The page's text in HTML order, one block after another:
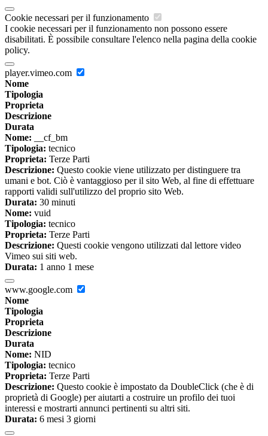
Cookie necessari per il funzionamento
I cookie necessari per il funzionamento non possono essere
disabilitati. È possibile consultare l'elenco nella pagina della cookie
policy.
player.vimeo.com
Nome
Tipologia
Proprieta
Descrizione
Durata
Nome: __cf_bm
Tipologia: tecnico
Proprieta: Terze Parti
Descrizione: Questo cookie viene utilizzato per distinguere tra
umani e bot. Ciò è vantaggioso per il sito Web, al fine di effettuare
rapporti validi sull'utilizzo del proprio sito Web.
Durata: 30 minuti
Nome: vuid
Tipologia: tecnico
Proprieta: Terze Parti
Descrizione: Questi cookie vengono utilizzati dal lettore video
Vimeo sui siti web.
Durata: 1 anno 1 mese
www.google.com
Nome
Tipologia
Proprieta
Descrizione
Durata
Nome: NID
Tipologia: tecnico
Proprieta: Terze Parti
Descrizione: Questo cookie è impostato da DoubleClick (che è di
proprietà di Google) per aiutarti a costruire un profilo dei tuoi
interessi e mostrarti annunci pertinenti su altri siti.
Durata: 6 mesi 3 giorni